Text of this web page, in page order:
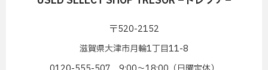
〒520-2152
滋賀県大津市月輪1丁目11-8